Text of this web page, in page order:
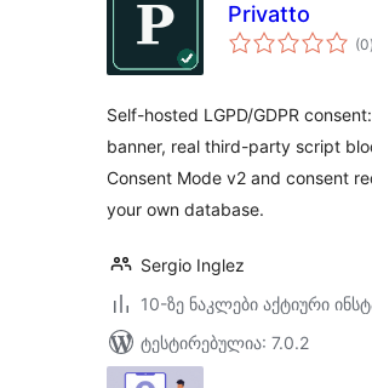
Privatto
(0)
Self-hosted LGPD/GDPR
banner, real third-party script
Consent Mode v2 and consent
your own database.
Sergio Inglez
10-ზე ნაკლები აქტიური
ტესტირებულია: 7.0.2